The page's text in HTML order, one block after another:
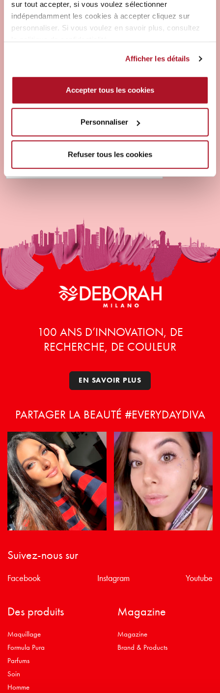
sur tout accepter, si vous voulez sélectionner
indépendamment les cookies à accepter cliquez sur
personnaliser. Si vous voulez en savoir plus, consultez
Afficher les détails
Accepter tous les cookies
Personnaliser
Refuser tous les cookies
MASCARA 24ORE
INSTANT VOLUME UP TO
ES CILS LIFTÉS JUSQU’AUX
ÉTOILES!VOLUME, LIFT, COURBURE… EN
UN COUP DE BROSSE!INCROYABLE MAIS
VRAI!Des cils et encore des…
15 septembre 2021
100 ANS D’INNOVATION, DE
RECHERCHE, DE COULEUR
EN SAVOIR PLUS
PARTAGER LA BEAUTÉ #EVERYDAYDIVA
Suivez-nous sur
Facebook Instagram Youtube
Des produits
Maquillage
Formula Pura
Parfums
Soin
Homme
Magazine
Magazine
Brand & Products